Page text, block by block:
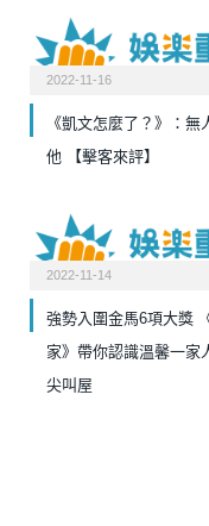
2022-11-16
《凱文怎麼了？》：無
他 【擊客來評】
2022-11-14
強勢入圍金馬6項大獎
家》帶你認識溫馨一家
尖叫屋